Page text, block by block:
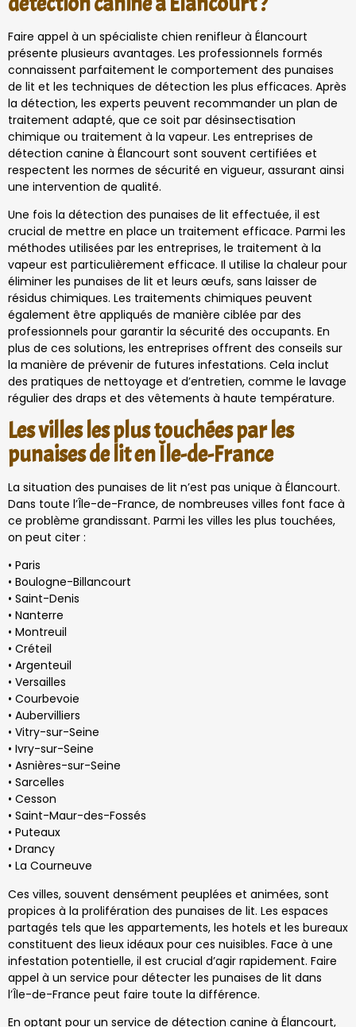
Faire appel à un spécialiste chien renifleur à Élancourt
présente plusieurs avantages. Les professionnels formés
connaissent parfaitement le comportement des punaises
de lit et les techniques de détection les plus efficaces. Après
la détection, les experts peuvent recommander un plan de
traitement adapté, que ce soit par désinsectisation
chimique ou traitement à la vapeur. Les entreprises de
détection canine à Élancourt sont souvent certifiées et
respectent les normes de sécurité en vigueur, assurant ainsi
une intervention de qualité.
Une fois la détection des punaises de lit effectuée, il est
crucial de mettre en place un traitement efficace. Parmi les
méthodes utilisées par les entreprises, le traitement à la
vapeur est particulièrement efficace. Il utilise la chaleur pour
éliminer les punaises de lit et leurs œufs, sans laisser de
résidus chimiques. Les traitements chimiques peuvent
également être appliqués de manière ciblée par des
professionnels pour garantir la sécurité des occupants. En
plus de ces solutions, les entreprises offrent des conseils sur
la manière de prévenir de futures infestations. Cela inclut
des pratiques de nettoyage et d’entretien, comme le lavage
régulier des draps et des vêtements à haute température.
Les villes les plus touchées par les
punaises de lit en Île-de-France
La situation des punaises de lit n’est pas unique à Élancourt.
Dans toute l’Île-de-France, de nombreuses villes font face à
ce problème grandissant. Parmi les villes les plus touchées,
on peut citer :
• Paris
• Boulogne-Billancourt
• Saint-Denis
• Nanterre
• Montreuil
• Créteil
• Argenteuil
• Versailles
• Courbevoie
• Aubervilliers
• Vitry-sur-Seine
• Ivry-sur-Seine
• Asnières-sur-Seine
• Sarcelles
• Cesson
• Saint-Maur-des-Fossés
• Puteaux
• Drancy
• La Courneuve
Ces villes, souvent densément peuplées et animées, sont
propices à la prolifération des punaises de lit. Les espaces
partagés tels que les appartements, les hotels et les bureaux
constituent des lieux idéaux pour ces nuisibles. Face à une
infestation potentielle, il est crucial d’agir rapidement. Faire
appel à un service pour détecter les punaises de lit dans
l’Île-de-France peut faire toute la différence.
En optant pour un service de détection canine à Élancourt,